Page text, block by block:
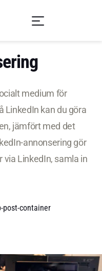
medium för
LinkedIn kan du göra
jämfört med det
annonsering gör
via LinkedIn, samla in
post-container